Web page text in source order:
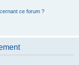
ce forum ?